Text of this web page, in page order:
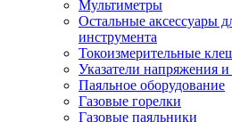
Мультиметры
Остальные аксессуары
инструмента
Токоизмерительные
Указатели напряжения
Паяльное оборудование
Газовые горелки
Газовые паяльники